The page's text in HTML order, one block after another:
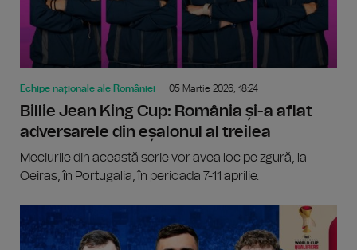
Echipe naționale ale României 05 Martie 2026, 18:24
Billie Jean King Cup: România și-a aflat
adversarele din eșalonul al treilea
Meciurile din această serie vor avea loc pe zgură, la
Oeiras, în Portugalia, în perioada 7-11 aprilie.